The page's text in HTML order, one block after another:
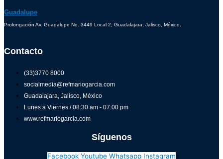
Guadalupe
Prolongación Av. Guadalupe No. 3449 Local 2, Guadalajara, Jalisco, México.
Contacto
(33)3770 8000
socialmedia@refmariogarcia.com
Guadalajara, Jalisco, México
Lunes a Viernes / 08:30 am - 07:00 pm
www.refmariogarcia.com
Síguenos
Facebook Youtube Whatsapp Instagram